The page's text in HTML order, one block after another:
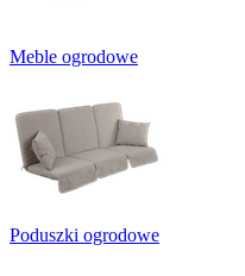
Meble ogrodowe
Poduszki ogrodowe